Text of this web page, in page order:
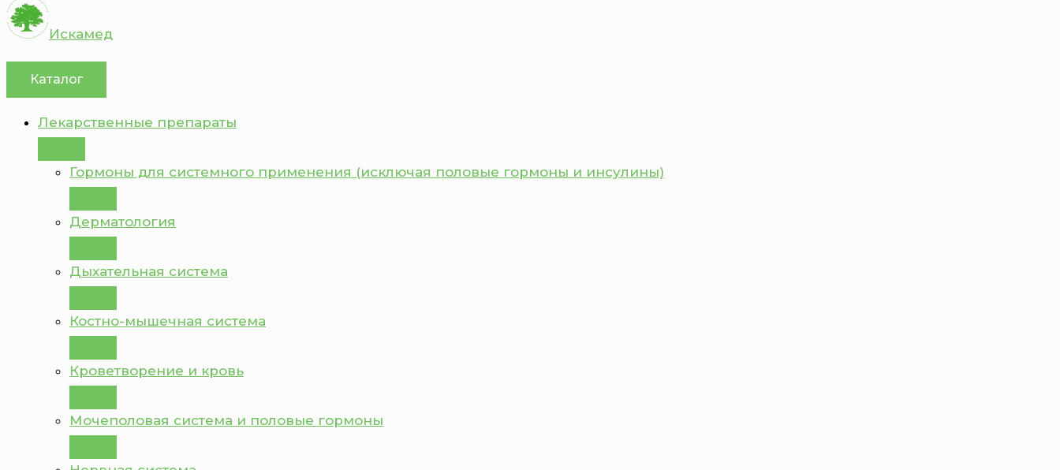
Искамед
Каталог
Лекарственные препараты
Гормоны для системного применения (исключая половые гормоны и инсулины)
Дерматология
Дыхательная система
Костно-мышечная система
Кроветворение и кровь
Мочеполовая система и половые гормоны